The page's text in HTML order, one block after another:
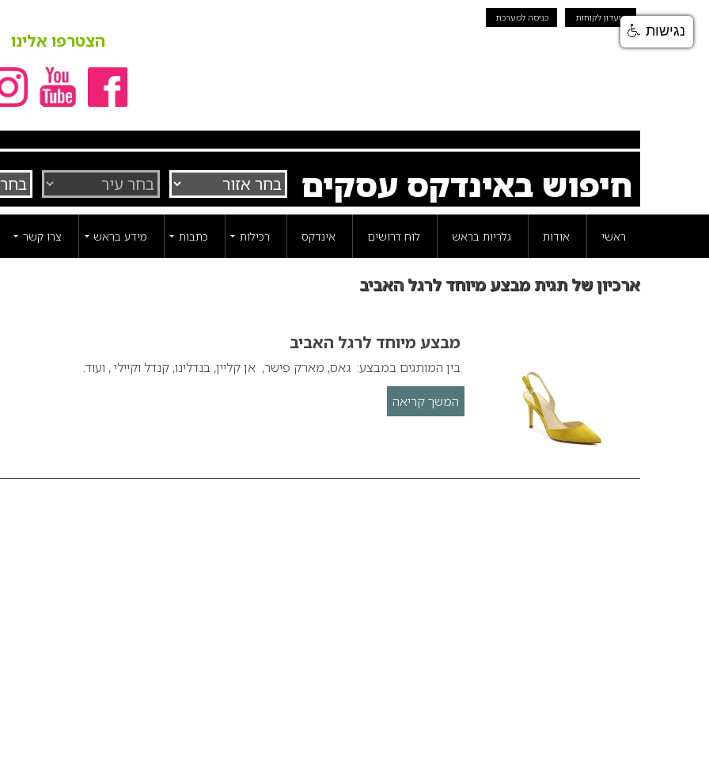
מועדון לקוחות כניסה למערכת
הצטרפו אלינו
חיפוש באינדקס עסקים
ראשי אודות גלריות בראש לוח דרושים אינדקס רכילות כתבות מידע בראש צרו קשר
ארכיון של תגית מבצע מיוחד לרגל האביב
מבצע מיוחד לרגל האביב
בין המותגים במבצע: גאס, מארק פישר, אן קליין, בנדלינו, קנדל וקיילי , ועוד.
המשך קריאה
נגישות